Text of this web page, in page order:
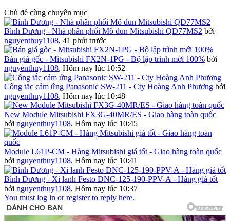
Chủ đề cùng chuyên mục
Bình Dương - Nhà phân phối Mô đun Mitsubishi QD77MS2 bởi
nguyenthuy1108, 41 phút trước
Bán giá gốc - Mitsubishi FX2N-1PG - Bộ lập trình mới 100% bởi
nguyenthuy1108, Hôm nay lúc 10:52
Công tắc cảm ứng Panasonic SW-211 - Cty Hoàng Anh Phương bởi
nguyenthuy1108, Hôm nay lúc 10:48
New Module Mitsubishi FX3G-40MR/ES - Giao hàng toàn quốc
bởi nguyenthuy1108, Hôm nay lúc 10:45
Module L61P-CM - Hàng Mitsubishi giá tốt - Giao hàng toàn quốc
bởi nguyenthuy1108, Hôm nay lúc 10:41
Bình Dương - Xi lanh Festo DNC-125-190-PPV-A - Hàng giá tốt
bởi nguyenthuy1108, Hôm nay lúc 10:37
You must log in or register to reply here.